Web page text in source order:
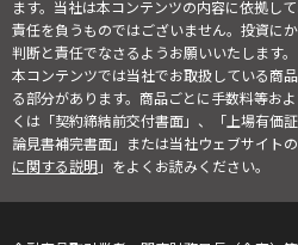
ます。当社は本コンテンツの内容に依拠し
責任を負うものではございません。投資に
判断と責任でなさるようお願いいたします。
本コンテンツでは当社でお取扱している商
る部分があります。商品ごとに手数料等お
くは「契約締結前交付書面」、「上場有価
論見書補完書面」または当社ウェブサイト
に関する説明」をよくお読みください。